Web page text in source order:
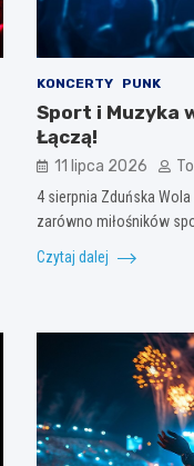
KONCERTY PUNK
Sport i Muzyka
Łączą!
11 lipca 2026
4 sierpnia Zduńska
zarówno miłośników
Czytaj dalej